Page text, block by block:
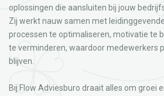
oplossingen die aansluiten bij jouw
Zij werkt nauw samen met
processen te optimaliseren, motivatie te
te verminderen, waardoor medewerkers
blijven.
Bij Flow Adviesburo draait alles om groei